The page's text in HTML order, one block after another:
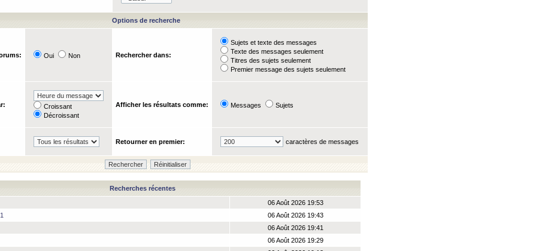
Options de recherche
Oui Non Rechercher dans:
Sujets et texte des messages
Texte des messages seulement
Titres des sujets seulement
Premier message des sujets seulement
Croissant
Décroissant
Afficher les résultats comme: Messages Sujets
Retourner en premier: caractères de messages
Recherches récentes
06 Août 2026 19:53
06 Août 2026 19:43
06 Août 2026 19:41
06 Août 2026 19:29